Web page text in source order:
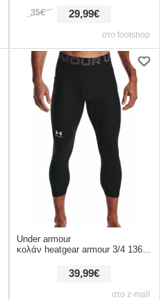
στο footshop
29,99€
35€
στο z-mall
Under armour
κολάν heatgear armour 3/4 1361588-001
39,99€